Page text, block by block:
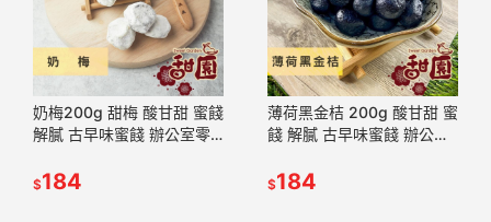
奶梅200g 甜梅 酸甘甜 蜜餞
解膩 古早味蜜餞 辦公室零
園】
$184
薄荷黑金桔 200g 酸甘甜 蜜
餞 解膩 古早味蜜餞 辦公室
【甜園】
$184